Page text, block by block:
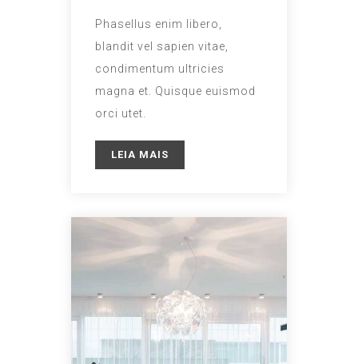
Phasellus enim libero,
blandit vel sapien vitae,
condimentum ultricies
magna et. Quisque euismod
orci utet.
LEIA MAIS